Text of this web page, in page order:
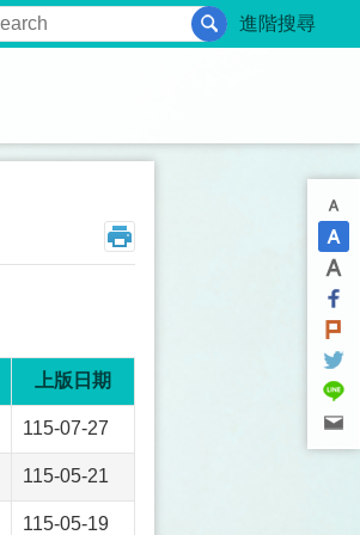
進階搜尋
上版日期
115-07-27
115-05-21
115-05-19